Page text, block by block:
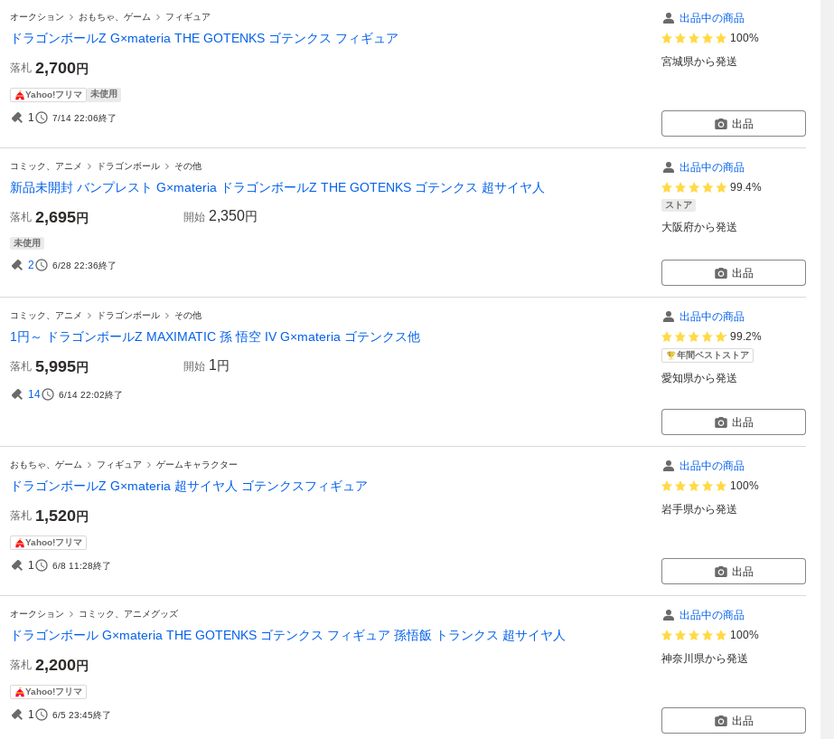
オークション おもちゃ、ゲーム フィギュア
ドラゴンボールZ G×materia THE GOTENKS ゴテンクス フィギュア
落札 2,700円
Yahoo!フリマ 未使用
1 7/14 22:06終了
出品中の商品
100%
宮城県から発送
出品
コミック、アニメ ドラゴンボール その他
新品未開封 バンプレスト G×materia ドラゴンボールZ THE GOTENKS ゴテンクス 超サイヤ人
落札 2,695円 開始 2,350円
未使用
2 6/28 22:36終了
出品中の商品
99.4%
ストア
大阪府から発送
出品
コミック、アニメ ドラゴンボール その他
1円～ ドラゴンボールZ MAXIMATIC 孫 悟空 IV G×materia ゴテンクス他
落札 5,995円 開始 1円
14 6/14 22:02終了
出品中の商品
99.2%
年間ベストストア
愛知県から発送
出品
おもちゃ、ゲーム フィギュア ゲームキャラクター
ドラゴンボールZ G×materia 超サイヤ人 ゴテンクスフィギュア
落札 1,520円
Yahoo!フリマ
1 6/8 11:28終了
出品中の商品
100%
岩手県から発送
出品
オークション コミック、アニメグッズ
ドラゴンボール G×materia THE GOTENKS ゴテンクス フィギュア 孫悟飯 トランクス 超サイヤ人
落札 2,200円
Yahoo!フリマ
1 6/5 23:45終了
出品中の商品
100%
神奈川県から発送
出品